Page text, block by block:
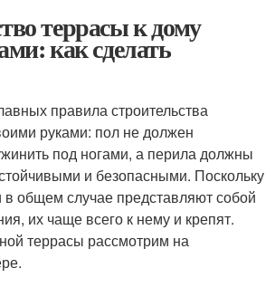
террасы к дому
как сделать
правила строительства
руками: пол не должен
под ногами, а перила должны
и безопасными. Поскольку
в общем случае представляют собой
их чаще всего к нему и крепят.
террасы рассмотрим на